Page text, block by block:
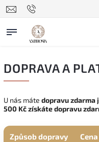
DOPRAVA A
U nás máte dopravu zdarma
500 Kč získáte dopravu
Způsob dopravy